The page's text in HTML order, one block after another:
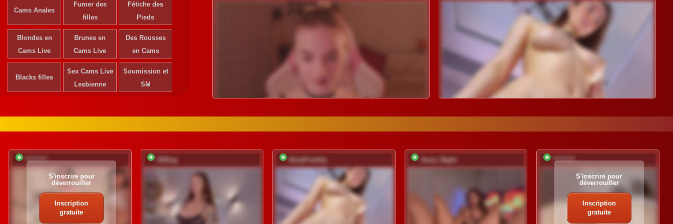
Cams Anales
Fumer des
filles
Fétiche des
Pieds
Blondes en
Cams Live
Brunes en
Cams Live
Des Rousses
en Cams
Blacks filles
Sex Cams Live
Lesbienne
Soumission et
SM
*********
S'inscrire pour
déverrouiller
Inscription
gratuite
UliKop AlisaFreshly Anna_Night *********
S'inscrire pour
déverrouiller
Inscription
gratuite